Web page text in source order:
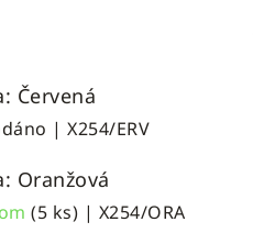
Červená
| X254/ERV
Oranžová
(5 ks) | X254/ORA